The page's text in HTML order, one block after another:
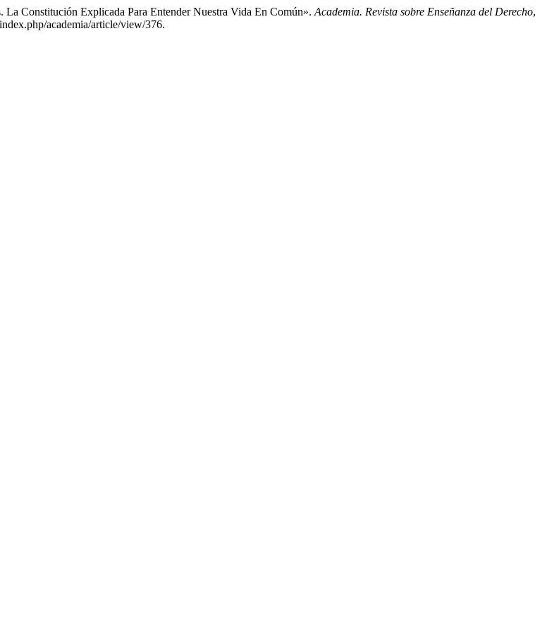
Constitución Explicada Para Entender Nuestra Vida En Común». Academia. Revista sobre Enseñanza del Derecho,
academia/article/view/376.